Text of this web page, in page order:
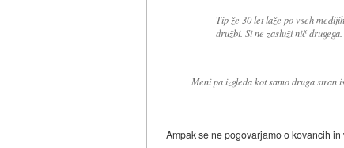
Tip že 30 let laže po vseh
družbi. Si ne zasluži nič drugega.
Meni pa izgleda kot samo druga stran
Ampak se ne pogovarjamo o kovancih